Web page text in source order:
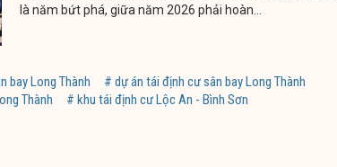
là năm bứt phá, giữa năm 2026 phải hoàn...
bay Long Thành
# dự án tái định cư sân bay Long Thành
Thành
# khu tái định cư Lộc An - Bình Sơn